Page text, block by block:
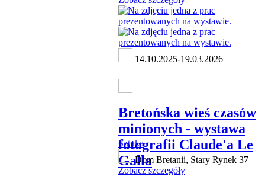
14.10.2025-19.03.2026
Bretońska wieś czasów
minionych - wystawa
fotografii Claude'a Le
Galla
Sztuka
Dom Bretanii, Stary Rynek 37
Zobacz szczegóły